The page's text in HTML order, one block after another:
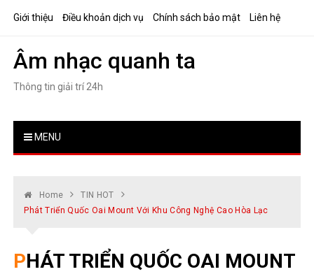
Giới thiệu Điều khoản dịch vụ Chính sách bảo mật Liên hệ
Âm nhạc quanh ta
Thông tin giải trí 24h
MENU
Home
TIN HOT
Phát Triển Quốc Oai Mount Với Khu Công Nghệ Cao Hòa Lạc
PHÁT TRIỂN QUỐC OAI MOUNT